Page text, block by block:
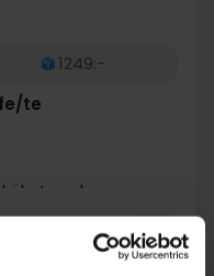
1249:-
te
val
okt